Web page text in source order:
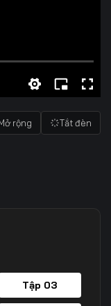
rộng Tắt đèn
Tập 03